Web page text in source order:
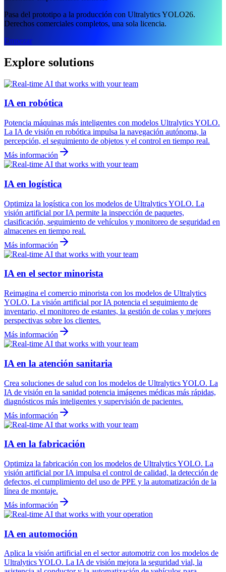
Pasa del prototipo a la producción con Ultralytics YOLO26.
Derechos comerciales completos, una sola licencia.
Empezar
Explore solutions
IA en robótica
Potencia máquinas más inteligentes con modelos Ultralytics YOLO.
La IA de visión en robótica impulsa la navegación autónoma, la
percepción, el seguimiento de objetos y el control en tiempo real.
Más información
IA en logística
Optimiza la logística con los modelos de Ultralytics YOLO. La
visión artificial por IA permite la inspección de paquetes,
clasificación, seguimiento de vehículos y monitoreo de seguridad en
almacenes en tiempo real.
Más información
IA en el sector minorista
Reimagina el comercio minorista con los modelos de Ultralytics
YOLO. La visión artificial por IA potencia el seguimiento de
inventario, el monitoreo de estantes, la gestión de colas y mejores
perspectivas sobre los clientes.
Más información
IA en la atención sanitaria
Crea soluciones de salud con los modelos de Ultralytics YOLO. La
IA de visión en la sanidad potencia imágenes médicas más rápidas,
diagnósticos más inteligentes y supervisión de pacientes.
Más información
IA en la fabricación
Optimiza la fabricación con los modelos de Ultralytics YOLO. La
visión artificial por IA impulsa el control de calidad, la detección de
defectos, el cumplimiento del uso de PPE y la automatización de la
línea de montaje.
Más información
IA en automoción
Aplica la visión artificial en el sector automotriz con los modelos de
Ultralytics YOLO. La IA de visión mejora la seguridad vial, la